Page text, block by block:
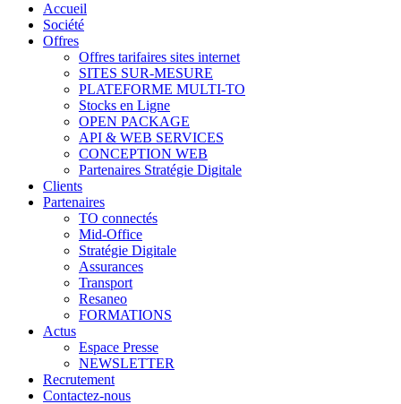
Accueil
Société
Offres
Offres tarifaires sites internet
SITES SUR-MESURE
PLATEFORME MULTI-TO
Stocks en Ligne
OPEN PACKAGE
API & WEB SERVICES
CONCEPTION WEB
Partenaires Stratégie Digitale
Clients
Partenaires
TO connectés
Mid-Office
Stratégie Digitale
Assurances
Transport
Resaneo
FORMATIONS
Actus
Espace Presse
NEWSLETTER
Recrutement
Contactez-nous